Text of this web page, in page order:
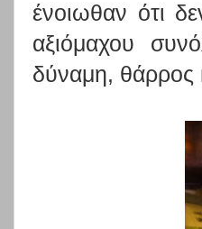
ένοιωθαν ότι
αξιόμαχου
δύναμη, θάρρος